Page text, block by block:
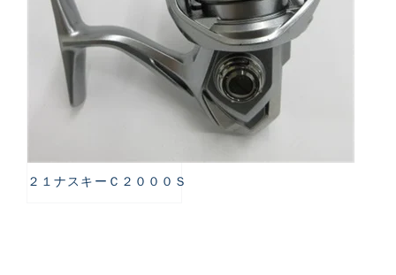
２１ナスキーＣ２０００Ｓ